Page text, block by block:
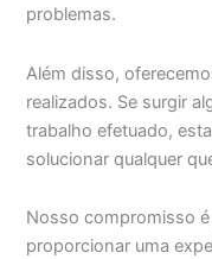
problemas.
Além disso,
realizados. Se surgir
trabalho efetuado,
solucionar qualquer
Nosso compromisso
proporcionar uma